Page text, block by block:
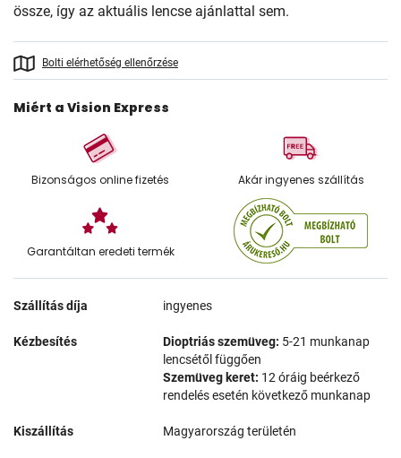
össze, így az aktuális lencse ajánlattal sem.
Bolti elérhetőség ellenőrzése
Miért a Vision Express
Bizonságos online fizetés Akár ingyenes szállítás
Garantáltan eredeti termék
Szállítás díja ingyenes
Kézbesítés Dioptriás szemüveg: 5-21 munkanap
lencsétől függően
Szemüveg keret: 12 óráig beérkező
rendelés esetén következő munkanap
Kiszállítás Magyarország területén